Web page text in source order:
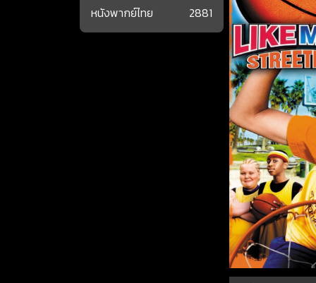
หนังพากย์ไทย
2881